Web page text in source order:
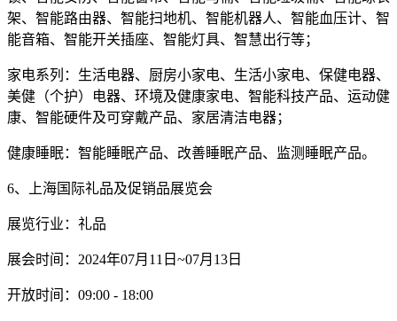
架、智能路由器、智能扫地机、智能机器人、智能血压计、智
能音箱、智能开关插座、智能灯具、智慧出行等；
家电系列：生活电器、厨房小家电、生活小家电、保健电器、
美健（个护）电器、环境及健康家电、智能科技产品、运动健
康、智能硬件及可穿戴产品、家居清洁电器；
健康睡眠：智能睡眠产品、改善睡眠产品、监测睡眠产品。
6、上海国际礼品及促销品展览会
展览行业：礼品
展会时间：2024年07月11日~07月13日
开放时间：09:00 - 18:00